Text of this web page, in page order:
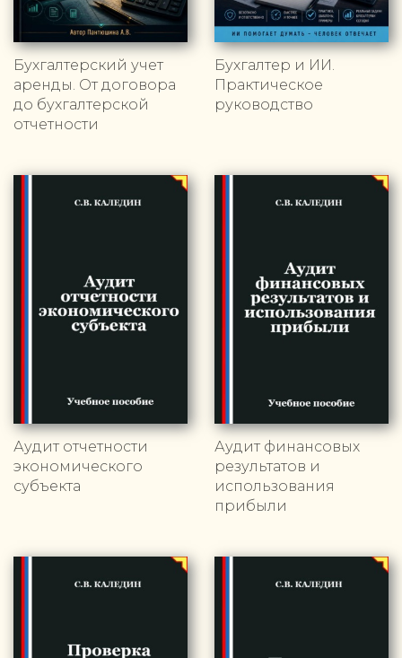
Бухгалтерский учет
аренды. От договора
до бухгалтерской
отчетности
Бухгалтер и ИИ.
Практическое
руководство
Аудит отчетности
экономического
субъекта
Аудит финансовых
результатов и
использования
прибыли